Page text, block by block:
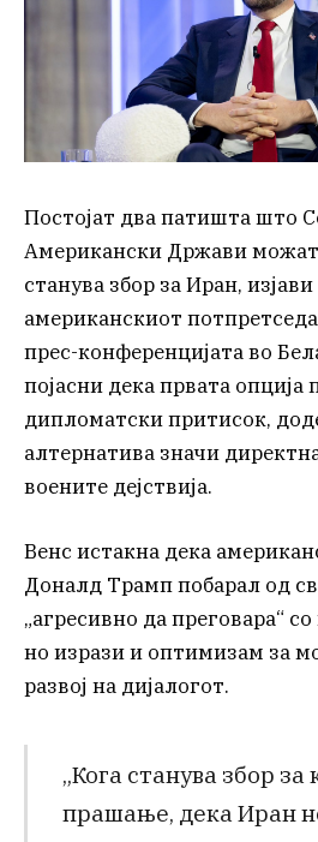
Постојат два патишта што
Американски Држави можат
станува збор за Иран,
американскиот
прес-конференцијата во
појасни дека првата опција
дипломатски притисок,
алтернатива значи
воените дејствија.
Венс истакна дека
Доналд Трамп побарал од
„агресивно да преговара“
но изрази и оптимизам за
развој на дијалогот.
„Кога станува збор за
прашање, дека Иран